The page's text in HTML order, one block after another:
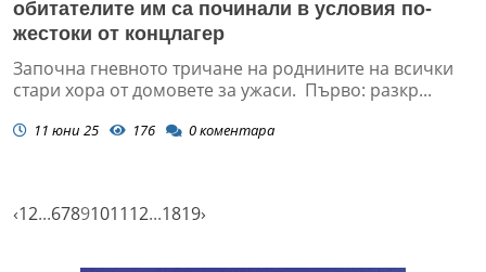
обитателите им са починали в условия по-
жестоки от концлагеp
Започна гневното тричане на роднините на всички
стари хора от домовете за ужаси. Първо: разкр...
11 юни 25 176 0коментара
‹12...6789101112...1819›